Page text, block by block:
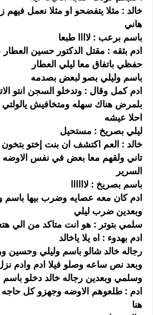
خالد : مثلا يتفضحو او مثلا نعمل فيهم
هاني
باسم برعب : لاااا طبعا
ادم بثقه : مقتل الدكتور حسين
حفظي باتفاق معا ليلي العطار
باسم وليلي بصو لبعض بصدمه
ادم كمل وقال : وتدخلو السجن انتو
بلمرض هناك سهله ومتخافيش
احلا عيشه
ليلي بصريخ : مستحيل
خالد : العم اكتشف ان بنت إختو
تاني ولقهم معا بعض في نفس
السرير
باسم بصريخ : لاااااا
ادم كان معه عصايه وضرب بيها باسم
وبعدين ضرب ليلي
سلمي بتوتر : هو انت متاكد من الي
ادم بهدوء : اه يلا ياخالد
رجاله خالد شالو باسم وليلي وحسين
وبعد نص ساعه وصلو فيلا ادم وادم
وسلمي وبعدين رجاله خالد دخلو باسم
ادم : طلعوهم الاوضه وجهزو كل
هنا